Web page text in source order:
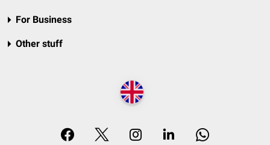
For Business
Other stuff